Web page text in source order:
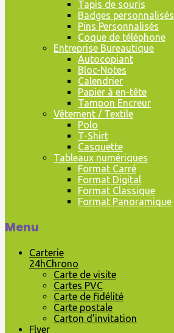
Tapis de souris
Badges personnalisés
Pins Personnalisés
Coque de téléphone
Entreprise Bureautique
Autocopiant
Bloc-Notes
Calendrier
Papier à en-tête
Tampon Encreur
Vêtement / Textile
Polo
T-Shirt
Casquette
Tableaux numériques
Format Carré
Format Digital
Format Classique
Format Panoramique
Menu
Carterie
24hChrono
Carte de visite
Cartes PVC
Carte de fidélité
Carte postale
Carton d’invitation
Flyer